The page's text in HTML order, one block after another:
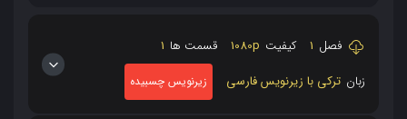
فصل 1 کیفیت 1080p قسمت ها 1
زبان ترکی با زیرنویس فارسی زیرنویس چسبیده